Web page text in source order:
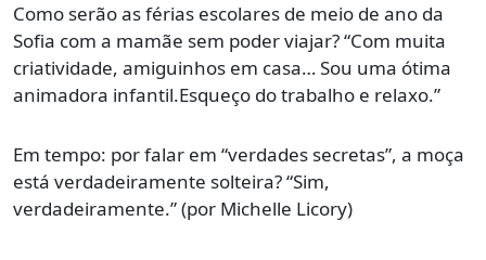
Como serão as férias escolares de meio de ano da
Sofia com a mamãe sem poder viajar? “Com muita
criatividade, amiguinhos em casa… Sou uma ótima
animadora infantil.Esqueço do trabalho e relaxo.”
Em tempo: por falar em “verdades secretas”, a moça
está verdadeiramente solteira? “Sim,
verdadeiramente.” (por Michelle Licory)